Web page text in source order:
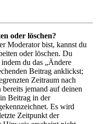
oder löschen?
Moderator bist, kannst du
oder löschen. Du
du das „Ändere
Beitrag anklickst;
Zeitraum nach
jemand auf deinen
Beitrag in der
Es wird
Zeitpunkt der